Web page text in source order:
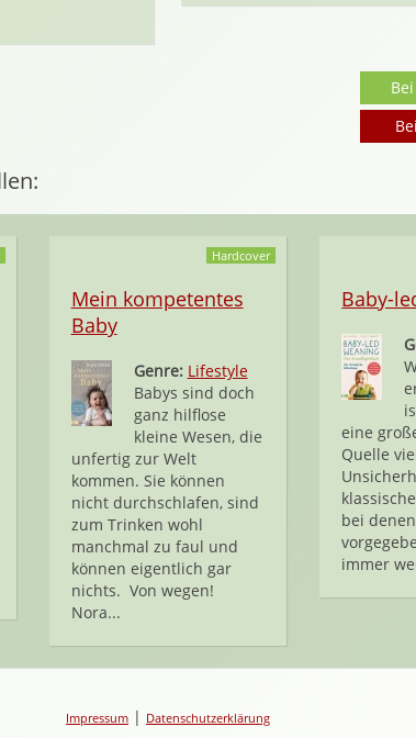
Hardcover
Mein kompetentes
Baby
Genre: Lifestyle
Babys sind doch
ganz hilflose
kleine Wesen, die
unfertig zur Welt
kommen. Sie können
nicht durchschlafen, sind
zum Trinken wohl
manchmal zu faul und
können eigentlich gar
nichts. Von wegen!
Nora...
Baby-
eine
Quelle
bei
immer
Impressum | Datenschutzerklärung